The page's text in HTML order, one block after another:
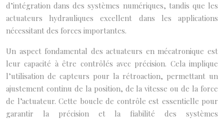
d’intégration dans des systèmes numériques, tandis que les
actuateurs hydrauliques excellent dans les applications
nécessitant des forces importantes.
Un aspect fondamental des actuateurs en mécatronique est
leur capacité à être contrôlés avec précision. Cela implique
l’utilisation de capteurs pour la rétroaction, permettant un
ajustement continu de la position, de la vitesse ou de la force
de l’actuateur. Cette boucle de contrôle est essentielle pour
garantir la précision et la fiabilité des systèmes